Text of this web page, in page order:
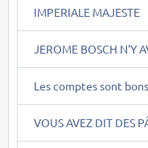
IMPERIALE MAJESTE
JEROME BOSCH N'Y
Les comptes sont bons
VOUS AVEZ DIT DES